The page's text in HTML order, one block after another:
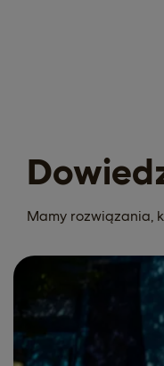
Mamy rozwiązania,